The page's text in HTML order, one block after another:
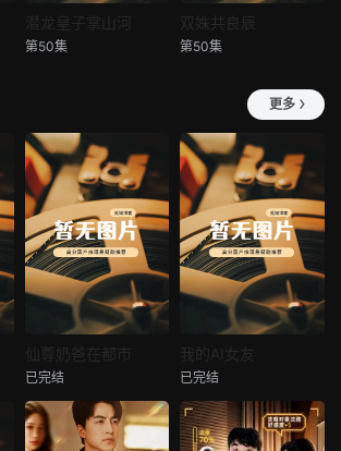
潜龙皇子掌山河
第50集
双姝共良辰
双姝共良辰
第50集
更多
热播
未知
仙尊奶爸在都市
已完结
热播
我的AI女友
未知
我的AI女友
已完结